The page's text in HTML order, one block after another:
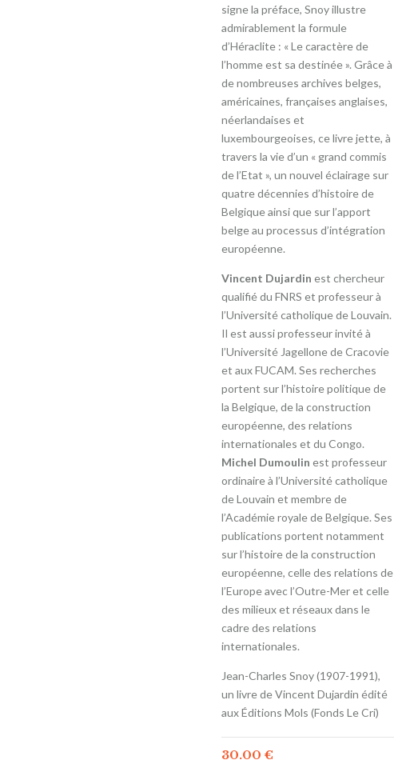
signe la préface, Snoy illustre
admirablement la formule
d’Héraclite : « Le caractère de
l’homme est sa destinée ». Grâce à
de nombreuses archives belges,
américaines, françaises anglaises,
néerlandaises et
luxembourgeoises, ce livre jette, à
travers la vie d’un « grand commis
de l’Etat », un nouvel éclairage sur
quatre décennies d’histoire de
Belgique ainsi que sur l’apport
belge au processus d’intégration
européenne.
Vincent Dujardin est chercheur
qualifié du FNRS et professeur à
l’Université catholique de Louvain.
Il est aussi professeur invité à
l’Université Jagellone de Cracovie
et aux FUCAM. Ses recherches
portent sur l’histoire politique de
la Belgique, de la construction
européenne, des relations
internationales et du Congo.
Michel Dumoulin est professeur
ordinaire à l’Université catholique
de Louvain et membre de
l’Académie royale de Belgique. Ses
publications portent notamment
sur l’histoire de la construction
européenne, celle des relations de
l’Europe avec l’Outre-Mer et celle
des milieux et réseaux dans le
cadre des relations
internationales.
Jean-Charles Snoy (1907-1991),
un livre de Vincent Dujardin édité
aux Éditions Mols (Fonds Le Cri)
30.00 €